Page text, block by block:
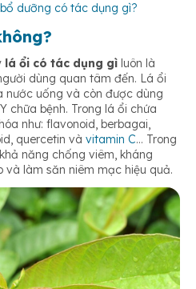
dưỡng có tác dụng gì?
lá ổi có tác dụng gì luôn là
dùng quan tâm đến. Lá ổi
nước uống và còn được dùng
chữa bệnh. Trong lá ổi chứa
như: flavonoid, berbagai,
quercetin và vitamin C… Trong
năng chống viêm, kháng
và làm săn niêm mạc hiệu quả.